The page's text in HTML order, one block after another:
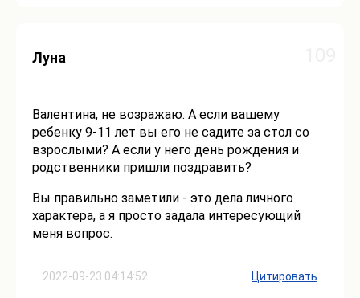
2022-09-23 04:14:52
Луна
Валентина, не возражаю. А если вашему
ребенку 9-11 лет вы его не садите за стол со
взрослыми? А если у него день рождения и
родственники пришли поздравить?
Вы правильно заметили - это дела личного
характера, а я просто задала интересующий
меня вопрос.
Цитировать